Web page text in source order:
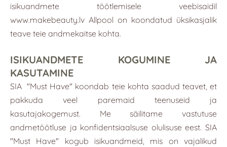
isikuandmete töötlemisele veebisaidil
www.makebeauty.lv Allpool on koondatud üksikasjalik
teave teie andmekaitse kohta.
ISIKUANDMETE KOGUMINE JA
KASUTAMINE
SIA"Must Have" koondab teie kohta saadud teavet, et
pakkuda veel paremaid teenuseid ja
kasutajakogemust. Me säilitame vastutuse
andmetöötluse ja konfidentsiaalsuse olulisuse eest. SIA
"Must Have" kogub isikuandmeid, mis on vajalikud